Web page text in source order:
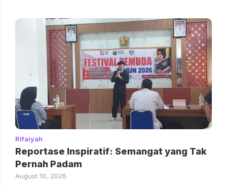
Rifaiyah
Reportase Inspiratif: Semangat yang Tak
Pernah Padam
August 10, 2026